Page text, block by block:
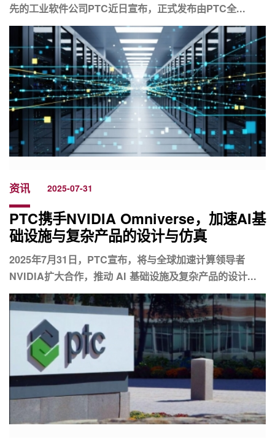
先的工业软件公司PTC近日宣布，正式发布由PTC全...
资讯 2025-07-31
PTC携手NVIDIA Omniverse，加速AI基
础设施与复杂产品的设计与仿真
2025年7月31日，PTC宣布，将与全球加速计算领导者
NVIDIA扩大合作，推动 AI 基础设施及复杂产品的设计...